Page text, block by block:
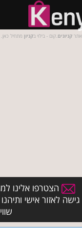
אתר קניונים.קום - בילוי בקניון מתחיל
הצטרפו אלינו
גישה לאזור אישי